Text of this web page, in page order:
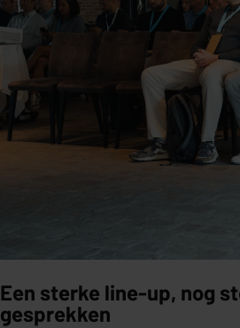
Een sterke line-up, nog
gesprekken